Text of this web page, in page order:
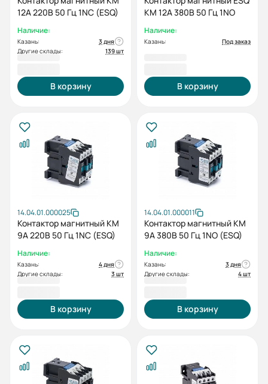
12А 220В 50 Гц 1NC (ESQ)
Наличие:
Казань:
3 дня
Другие склады:
139 шт
В корзину
КМ 12А 380В 50 Гц 1NO
Наличие:
Казань: Под заказ
В корзину
14.04.01.000025
Контактор магнитный КМ
9А 220В 50 Гц 1NC (ESQ)
Наличие:
Казань:
4 дня
Другие склады:
3 шт
В корзину
14.04.01.000011
Контактор магнитный КМ
9А 380В 50 Гц 1NO (ESQ)
Наличие:
Казань:
3 дня
Другие склады:
4 шт
В корзину